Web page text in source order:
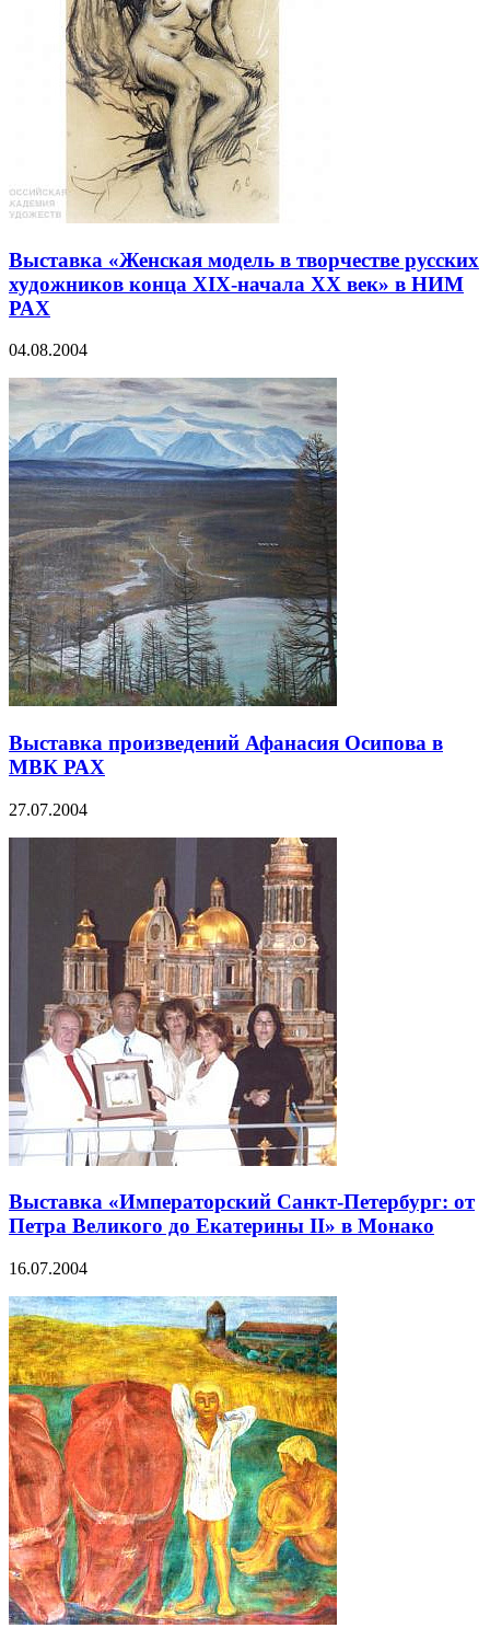
Выставка «Женская модель в творчестве русских
художников конца XIX-начала XХ век» в НИМ
РАХ
04.08.2004
Выставка произведений Афанасия Осипова в
МВК РАХ
27.07.2004
Выставка «Императорский Санкт-Петербург: от
Петра Великого до Екатерины II» в Монако
16.07.2004